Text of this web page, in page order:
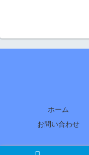
ホーム
お問い合わせ